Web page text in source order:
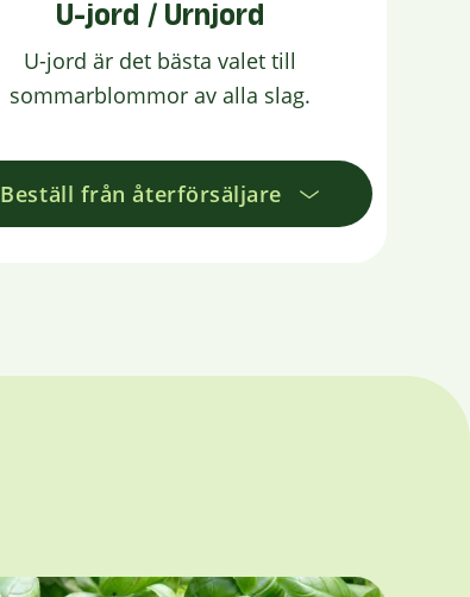
U-jord / Urnjord
U-jord är det bästa valet till
sommarblommor av alla slag.
Beställ från återförsäljare